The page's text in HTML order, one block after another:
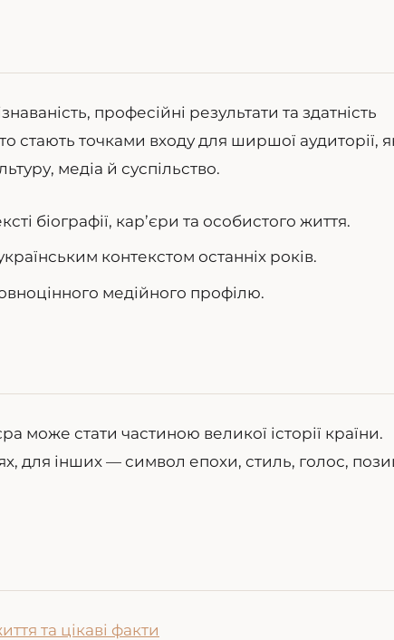
професійні результати та здатність
стають точками входу для ширшої аудиторії,
медіа й суспільство.
біографії, кар’єри та особистого життя.
контекстом останніх років.
медійного профілю.
може стати частиною великої історії країни.
для інших — символ епохи, стиль, голос,
та цікаві факти